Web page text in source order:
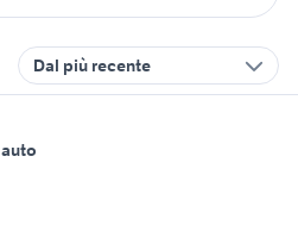
Dal più recente